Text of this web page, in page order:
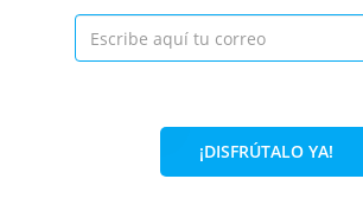
67% 195€ 65€
¡DISFRÚTALO YA!